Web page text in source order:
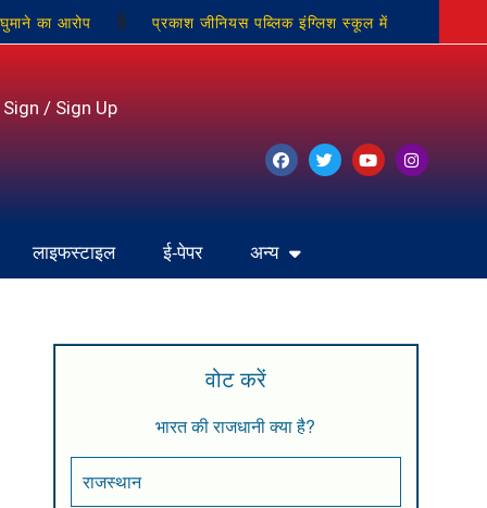
का आरोप प्रकाश जीनियस पब्लिक इंग्लिश स्कूल में
Sign / Sign Up
लाइफस्टाइल ई-पेपर अन्य
वोट करें
भारत की राजधानी क्या है?
राजस्थान